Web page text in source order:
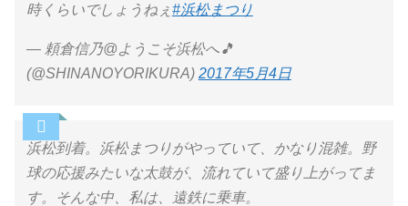
時くらいでしょうねぇ#浜松まつり
— 頼倉信乃@ようこそ浜松へ🎵
(@SHINANOYORIKURA) 2017年5月4日
浜松到着。浜松まつりがやっていて、かなり混雑。野
球の応援みたいな太鼓が、流れていて盛り上がってま
す。そんな中、私は、遠鉄に乗車。